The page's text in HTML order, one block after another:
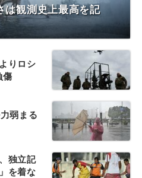
は観測史上最高を記
りロシ
傷
弱まる
独立記
を着な